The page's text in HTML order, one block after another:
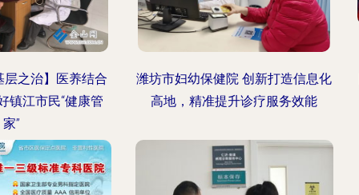
层之治】医养结合
镇江市民“健康管
家”
潍坊市妇幼保健院 创新打造信息化
高地，精准提升诊疗服务效能